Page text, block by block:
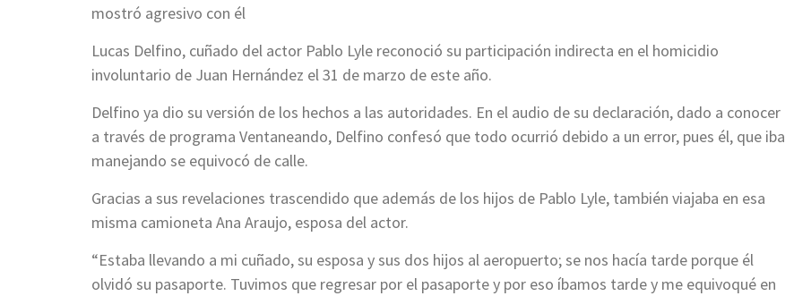
mostró agresivo con él
Lucas Delfino, cuñado del actor Pablo Lyle reconoció su participación indirecta en el homicidio
involuntario de Juan Hernández el 31 de marzo de este año.
Delfino ya dio su versión de los hechos a las autoridades. En el audio de su declaración, dado a conocer
a través de programa Ventaneando, Delfino confesó que todo ocurrió debido a un error, pues él, que iba
manejando se equivocó de calle.
Gracias a sus revelaciones trascendido que además de los hijos de Pablo Lyle, también viajaba en esa
misma camioneta Ana Araujo, esposa del actor.
“Estaba llevando a mi cuñado, su esposa y sus dos hijos al aeropuerto; se nos hacía tarde porque él
olvidó su pasaporte. Tuvimos que regresar por el pasaporte y por eso íbamos tarde y me equivoqué en